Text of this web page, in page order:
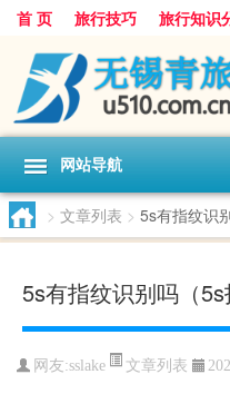
首 页 旅行技巧 旅行知识
网站导航
> 文章列表 > 5s有指纹识
5s有指纹识别吗（5s
网友:sslake 文章列表